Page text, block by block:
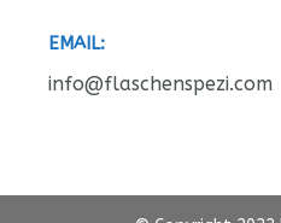
EMAIL:
info@flaschenspezi.com